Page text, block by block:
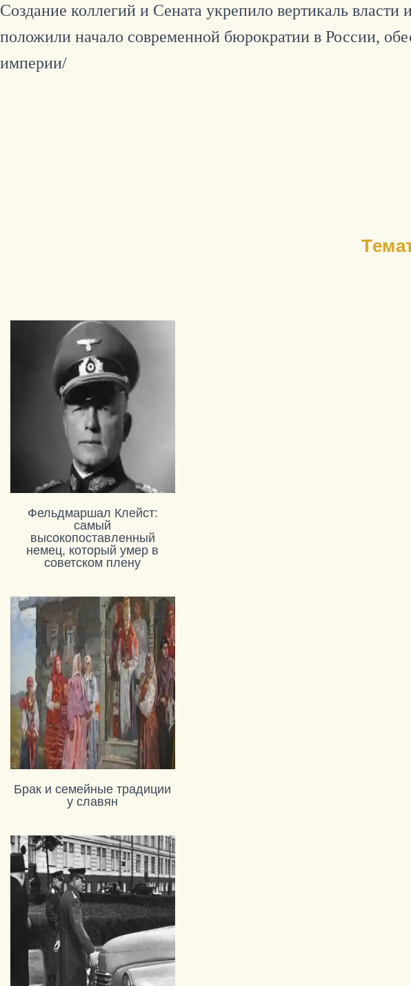
Создание коллегий и Сената укрепило вертикаль
положили начало современной бюрократии в России,
империи/
Фельдмаршал Клейст:
самый
высокопоставленный
немец, который умер в
советском плену
Брак и семейные традиции
у славян